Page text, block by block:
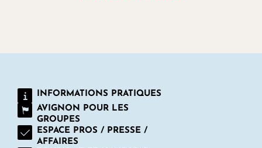
INFORMATIONS PRATIQUES
AVIGNON POUR LES
GROUPES
ESPACE PROS / PRESSE /
AFFAIRES